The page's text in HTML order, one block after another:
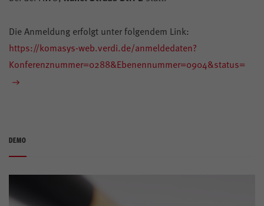
Die Anmeldung erfolgt unter folgendem Link:
https://komasys-web.verdi.de/anmeldedaten?
Konferenznummer=0288&Ebenennummer=0904&status=
DEMO